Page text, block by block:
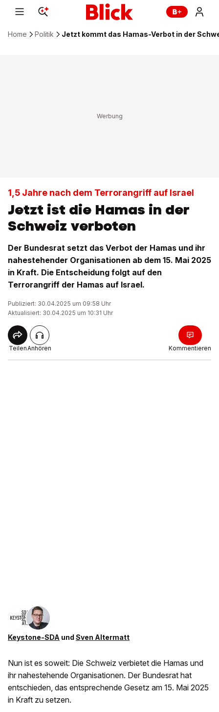
Home Politik Jetzt kommt das Hamas-Verbot in der
1,5 Jahre nach dem Terrorangriff auf Israel
Jetzt ist die Hamas in der
Schweiz verboten
Der Bundesrat setzt das Verbot der Hamas und ihr
nahestehender Organisationen ab dem 15. Mai 2025
in Kraft. Die Entscheidung folgt auf den
Terrorangriff der Hamas auf Israel.
Publiziert: 30.04.2025 um 09:58 Uhr
Aktualisiert: 30.04.2025 um 10:31 Uhr
TeilenAnhören Kommentieren
Keystone-SDA und Sven Altermatt
Nun ist es soweit: Die Schweiz verbietet die Hamas und
ihr nahestehende Organisationen. Der Bundesrat hat
entschieden, das entsprechende Gesetz am 15. Mai 2025
in Kraft zu setzen.